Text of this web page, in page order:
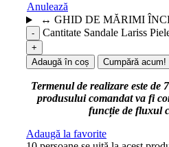
Anulează
↔ GHID DE MĂRIMI
Cantitate Sandale Lariss
Adaugă în coș Cumpără acum!
Termenul de realizare este de
produsului comandat va fi
funcție de fluxul
Adaugă la favorite